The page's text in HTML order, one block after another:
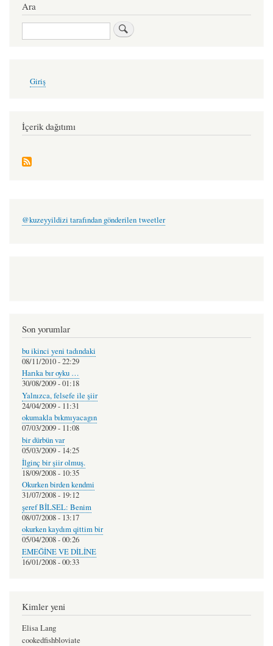
links
for
bende
şeker
nasıl
erkan
Ara
Ara
account
Giriş
İçerik dağıtımı
@kuzeyyildizi tarafından gönderilen tweetler
Son yorumlar
bu ikinci yeni tadındaki
08/11/2010 - 22:29
Harıka bır oyku …
30/08/2009 - 01:18
Yalnızca, felsefe ile şiir
24/04/2009 - 11:31
okumakla bıkmıyacagın
07/03/2009 - 11:08
bir dürbün var
05/03/2009 - 14:25
İlginç bir şiir olmuş.
18/09/2008 - 10:35
Okurken birden kendmi
31/07/2008 - 19:12
şeref BİLSEL: Benim
08/07/2008 - 13:17
okurken kaydım qittim bir
05/04/2008 - 00:26
EMEĞİNE VE DİLİNE
16/01/2008 - 00:33
Kimler yeni
Elisa Lang
cookedfishbloviate